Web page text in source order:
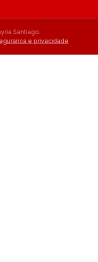
Santiago.
e privacidade